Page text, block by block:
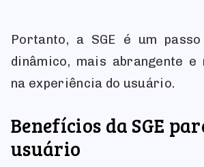
Portanto, a SGE é um
dinâmico, mais abrangente e
na experiência do usuário.
Benefícios da SGE
usuário